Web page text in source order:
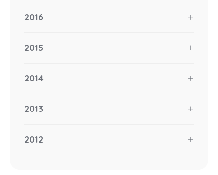
2016
2015
2014
2013
2012